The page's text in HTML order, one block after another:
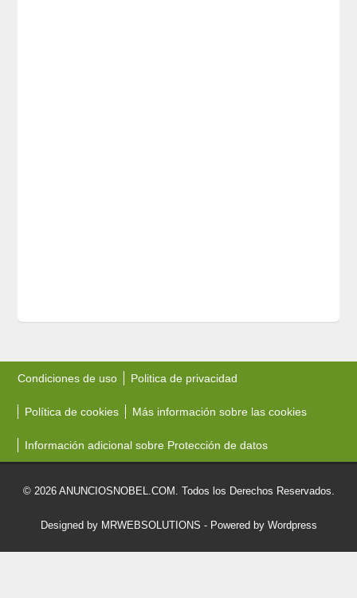
Condiciones de uso Politica de privacidad
Política de cookies Más información sobre las cookies
Información adicional sobre Protección de datos
© 2026 ANUNCIOSNOBEL.COM. Todos los Derechos Reservados.
Designed by MRWEBSOLUTIONS - Powered by Wordpress